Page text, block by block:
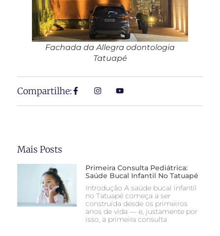
Fachada da Allegra odontologia
Tatuapé
Compartilhe:
Mais Posts
Primeira Consulta Pediátrica:
Saúde Bucal Infantil No Tatuapé
Introdução A saúde bucal infantil
no Tatuapé começa a ser
construída desde os primeiros
anos de vida — e, justamente por
isso, a primeira consulta